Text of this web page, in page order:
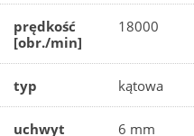
prędkość
[obr./min]
18000
typ kątowa
uchwyt 6 mm